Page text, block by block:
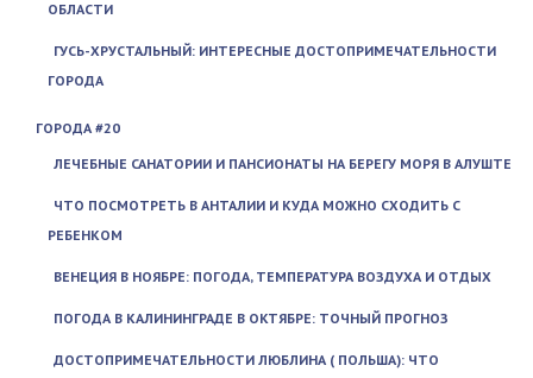
ОБЛАСТИ
ГУСЬ-ХРУСТАЛЬНЫЙ: ИНТЕРЕСНЫЕ ДОСТОПРИМЕЧАТЕЛЬНОСТИ
ГОРОДА
ГОРОДА #20
ЛЕЧЕБНЫЕ САНАТОРИИ И ПАНСИОНАТЫ НА БЕРЕГУ МОРЯ В АЛУШТЕ
ЧТО ПОСМОТРЕТЬ В АНТАЛИИ И КУДА МОЖНО СХОДИТЬ С
РЕБЕНКОМ
ВЕНЕЦИЯ В НОЯБРЕ: ПОГОДА, ТЕМПЕРАТУРА ВОЗДУХА И ОТДЫХ
ПОГОДА В КАЛИНИНГРАДЕ В ОКТЯБРЕ: ТОЧНЫЙ ПРОГНОЗ
ДОСТОПРИМЕЧАТЕЛЬНОСТИ ЛЮБЛИНА ( ПОЛЬША): ЧТО